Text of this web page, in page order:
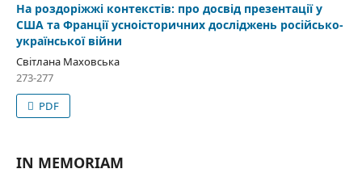
На роздоріжжі контекстів: про досвід презентації у
США та Франції усноісторичних досліджень російсько-
української війни
Світлана Маховська
273-277
PDF
IN MEMORIAM